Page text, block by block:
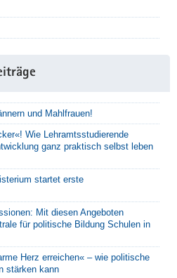
und Mahlfrauen!
Wie Lehramtsstudierende
ganz praktisch selbst leben
startet erste
Mit diesen Angeboten
für politische Bildung Schulen in
Herz erreichen« – wie politische
stärken kann